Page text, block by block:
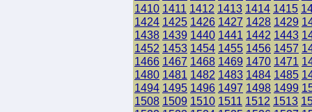
1410 1411 1412 1413 1414 1415
1424 1425 1426 1427 1428 1429
1438 1439 1440 1441 1442 1443
1452 1453 1454 1455 1456 1457
1466 1467 1468 1469 1470 1471
1480 1481 1482 1483 1484 1485
1494 1495 1496 1497 1498 1499
1508 1509 1510 1511 1512 1513